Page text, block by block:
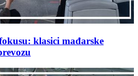
klasici mađarske